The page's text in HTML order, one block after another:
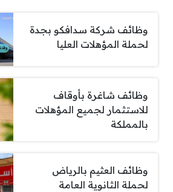
وظائف شركة سدافكو بجدة
لحملة المؤهلات العليا
وظائف شاغرة بأوقاف
للاستثمار لجميع المؤهلات
بالمملكة
وظائف العثيم بالرياض
لحملة الثانوية العامة